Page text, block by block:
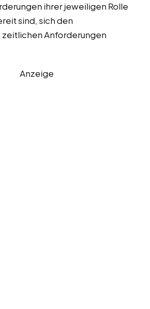
ihrer jeweiligen Rolle
sind, sich den
Anforderungen
Anzeige